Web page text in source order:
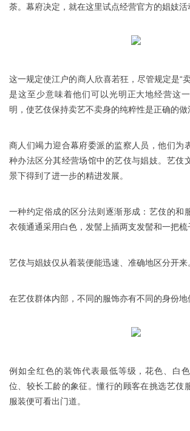
荼。幕府决定，就在这里试点经营官方的娼妓活
这一规定使江户的商人欣喜若狂，尽管规定是“
是这至少意味着他们可以光明正大地经营这
明，使艺伎保持卖艺不卖身的纯粹性是正确的做
商人们竭力迎合幕府委派的监察人员，他们为
种办法区分其经营场馆中的艺伎与娼妓。艺伎
景下得到了进一步的精进发展。
一种约定俗成的区分法则逐渐形成：艺伎的和
衣领通通采用白色，发髻上插两支发髻和一把梳
艺伎与娼妓仅从着装便能迅速、准确地区分开来
在艺伎群体内部，不同的服饰亦有不同的身份地
例如全红色的装饰代表最低等级，花色、白
位、较长工龄的象征。懂行的顾客在挑选艺伎
服装便可看出门道。